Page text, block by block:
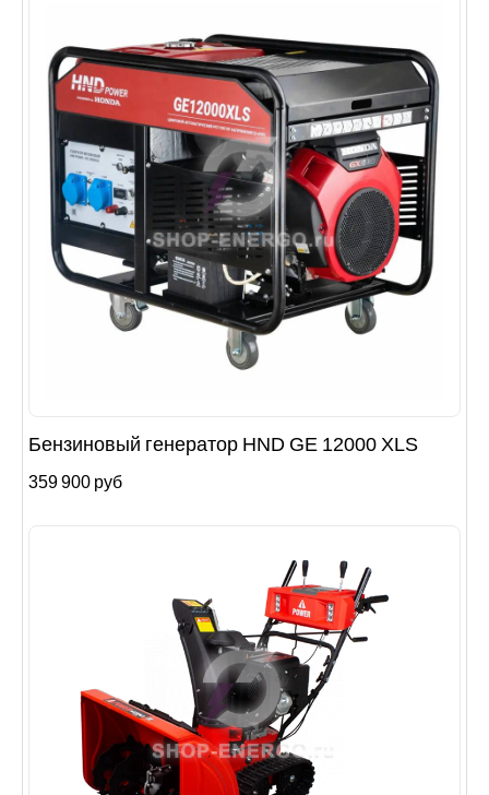
Бензиновый генератор HND GE 12000 XLS
359 900 руб